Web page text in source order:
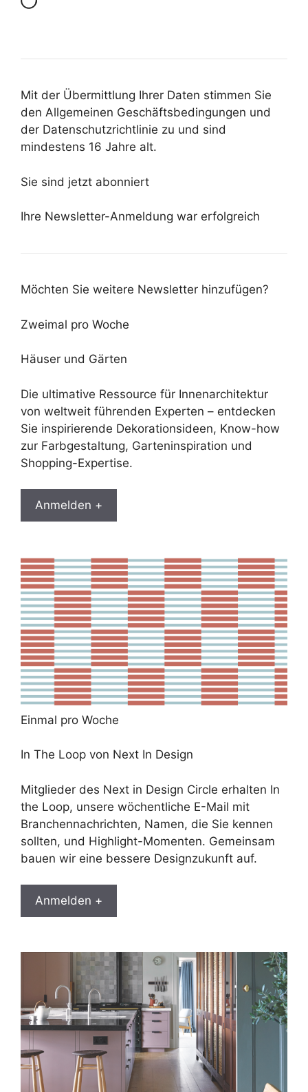
Mit der Übermittlung Ihrer Daten stimmen Sie
den Allgemeinen Geschäftsbedingungen und
der Datenschutzrichtlinie zu und sind
mindestens 16 Jahre alt.
Sie sind jetzt abonniert
Ihre Newsletter-Anmeldung war erfolgreich
Möchten Sie weitere Newsletter hinzufügen?
Zweimal pro Woche
Häuser und Gärten
Die ultimative Ressource für Innenarchitektur
von weltweit führenden Experten – entdecken
Sie inspirierende Dekorationsideen, Know-how
zur Farbgestaltung, Garteninspiration und
Shopping-Expertise.
Anmelden +
Einmal pro Woche
In The Loop von Next In Design
Mitglieder des Next in Design Circle erhalten In
the Loop, unsere wöchentliche E-Mail mit
Branchennachrichten, Namen, die Sie kennen
sollten, und Highlight-Momenten. Gemeinsam
bauen wir eine bessere Designzukunft auf.
Anmelden +